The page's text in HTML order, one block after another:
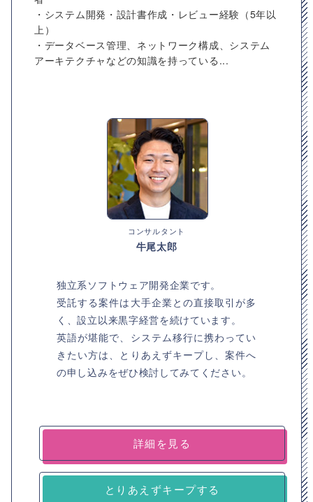
・システム開発・設計書作成・レビュー経験（5年以
上）
・データベース管理、ネットワーク構成、システム
アーキテクチャなどの知識を持っている...
コンサルタント
牛尾太郎
独立系ソフトウェア開発企業です。
受託する案件は大手企業との直接取引が多
く、設立以来黒字経営を続けています。
英語が堪能で、システム移行に携わってい
きたい方は、とりあえずキープし、案件へ
の申し込みをぜひ検討してみてください。
詳細を見る
とりあえずキープする